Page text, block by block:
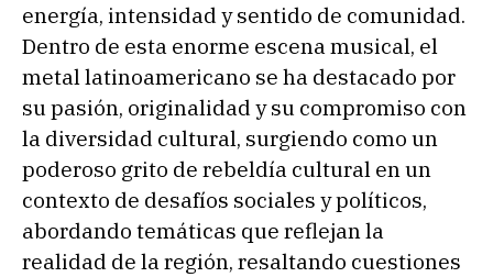
energía, intensidad y sentido de comunidad.
Dentro de esta enorme escena musical, el
metal latinoamericano se ha destacado por
su pasión, originalidad y su compromiso con
la diversidad cultural, surgiendo como un
poderoso grito de rebeldía cultural en un
contexto de desafíos sociales y políticos,
abordando temáticas que reflejan la
realidad de la región, resaltando cuestiones